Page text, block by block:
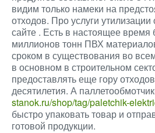
видим только намеки на
отходов. Про услуги утилизации
сайте . Есть в настоящее время
миллионов тонн ПВХ
сроком в существования во
в основном в строительном
предоставлять еще гору
десятилетия. А
stanok.ru/shop/tag/paletchik-
быстро упаковать товар и
готовой продукции.